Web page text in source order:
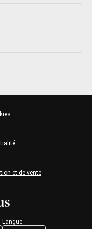
Langue
et de vente